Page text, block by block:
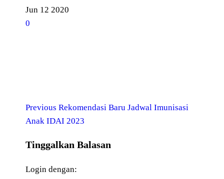
Jun 12 2020
0
Previous Rekomendasi Baru Jadwal Imunisasi
Anak IDAI 2023
Tinggalkan Balasan
Login dengan: